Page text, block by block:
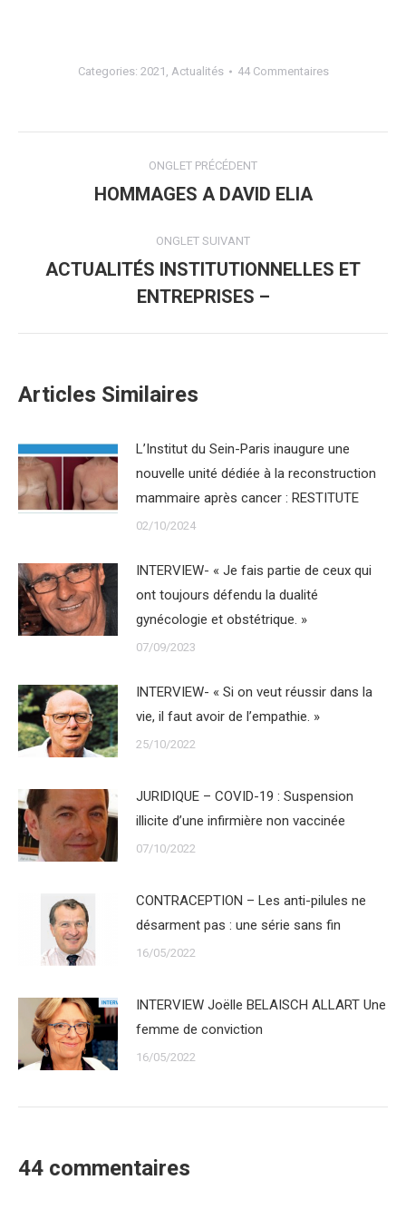
Categories: 2021 , Actualités 44 Commentaires
Navigation
commentaire
ONGLET PRÉCÉDENT
Onglet
HOMMAGES A DAVID ELIA
ONGLET SUIVANT
suivant
ACTUALITÉS INSTITUTIONNELLES ET
ENTREPRISES –
Articles Similaires
L’Institut du Sein-Paris inaugure une
nouvelle unité dédiée à la reconstruction
mammaire après cancer : RESTITUTE
02/10/2024
INTERVIEW- « Je fais partie de ceux qui
ont toujours défendu la dualité
gynécologie et obstétrique. »
07/09/2023
INTERVIEW- « Si on veut réussir dans la
vie, il faut avoir de l’empathie. »
25/10/2022
JURIDIQUE – COVID-19 : Suspension
illicite d’une infirmière non vaccinée
07/10/2022
CONTRACEPTION – Les anti-pilules ne
désarment pas : une série sans fin
16/05/2022
INTERVIEW Joëlle BELAISCH ALLART Une
femme de conviction
16/05/2022
44 commentaires